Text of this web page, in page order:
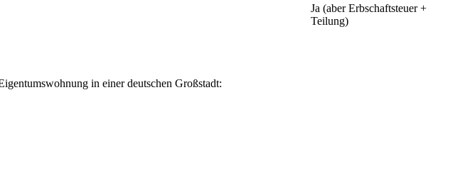
Ja (aber Erbschaftsteuer +
Teilung)
in einer deutschen Großstadt: